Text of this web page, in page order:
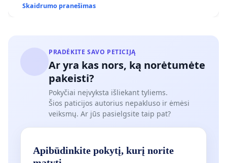
Skaidrumo pranešimas
PRADĖKITE SAVO PETICIJĄ
Ar yra kas nors, ką norėtumėte
pakeisti?
Pokyčiai neįvyksta išliekant tyliems.
Šios paticijos autorius nepakluso ir ėmėsi
veiksmų. Ar jūs pasielgsite taip pat?
Apibūdinkite pokytį, kurį norite